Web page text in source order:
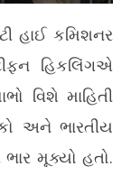
હાઈ કમિશનર
હિકલિંગએ
વિશે માહિતી
અને ભારતીય
મૂક્યો હતો.